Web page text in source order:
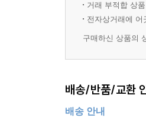
거래 부적합 상
전자상거래에
구매하신 상품의
배송/반품/교환
배송 안내